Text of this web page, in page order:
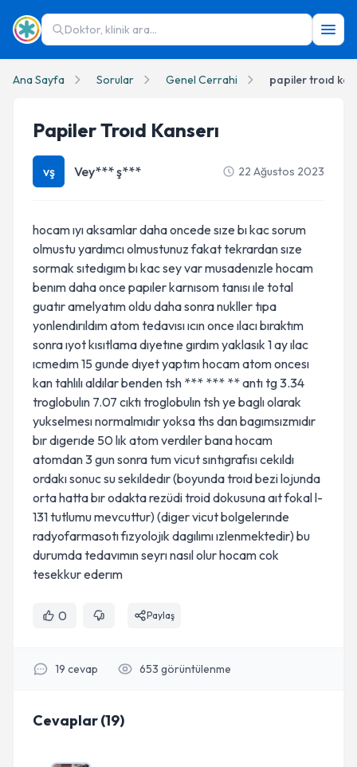
Doktor, klinik ara...
Ana Sayfa Sorular Genel Cerrahi papiler troıd
Papiler Troıd Kanserı
vş Vey*** ş*** 22 Ağustos 2023
hocam ıyı aksamlar daha oncede sıze bı kac sorum
olmustu yardımcı olmustunuz fakat tekrardan sıze
sormak sıtedıgım bı kac sey var musadenızle hocam
benım daha once papıler karnısom tanısı ıle total
guatır amelyatım oldu daha sonra nukller tıpa
yonlendırıldım atom tedavısı ıcın once ılacı bıraktım
sonra ıyot kısıtlama dıyetıne gırdım yaklasık 1 ay ılac
ıcmedım 15 gunde dıyet yaptım hocam atom oncesı
kan tahlılı aldılar benden tsh *** *** ** antı tg 3.34
troglobulın 7.07 cıktı troglobulın tsh ye baglı olarak
yukselmesı normalmıdır yoksa ths dan bagımsızmıdır
bır dıgerıde 50 lık atom verdıler bana hocam
atomdan 3 gun sonra tum vicut sıntıgrafısı cekıldı
ordakı sonuc su sekıldedır (boyunda troıd bezi lojunda
orta hatta bır odakta rezüdi troid dokusuna aıt fokal l-
131 tutlumu mevcuttur) (diger vicut bolgelerınde
radyofarmasotı fızyolojık dagılımı ızlenmektedir) bu
durumda tedavımın seyrı nasıl olur hocam cok
tesekkur ederım
0 Paylaş
19 cevap 653 görüntülenme
Cevaplar(19)